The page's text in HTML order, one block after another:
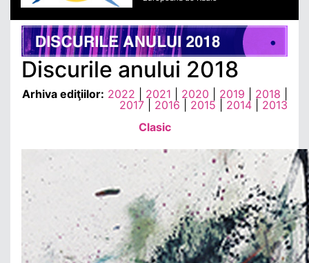
Discurile anului 2018
Arhiva ediţiilor: 2022 2021 2020 2019 2018
2017
2016 2015 2014
2013
Clasic